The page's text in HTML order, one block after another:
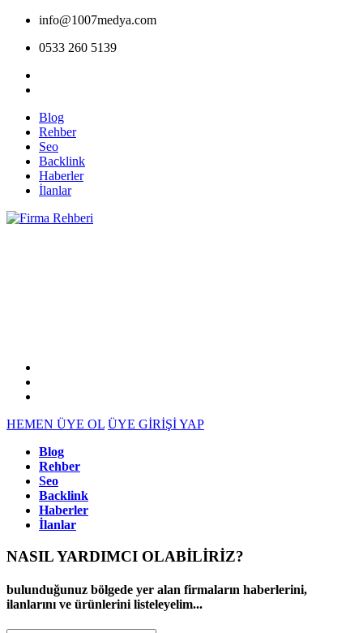
info@1007medya.com
0533 260 5139
Blog
Rehber
Seo
Backlink
Haberler
İlanlar
HEMEN ÜYE OL ÜYE GİRİŞİ YAP
Blog
Rehber
Seo
Backlink
Haberler
İlanlar
NASIL YARDIMCI OLABİLİRİZ?
bulunduğunuz bölgede yer alan firmaların haberlerini,
ilanlarını ve ürünlerini listeleyelim...